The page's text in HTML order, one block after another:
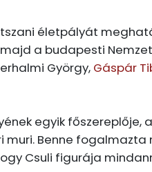
életpályát
a budapesti Nemzeti
György, Gáspár
egyik
muri. Benne
Csuli figurája